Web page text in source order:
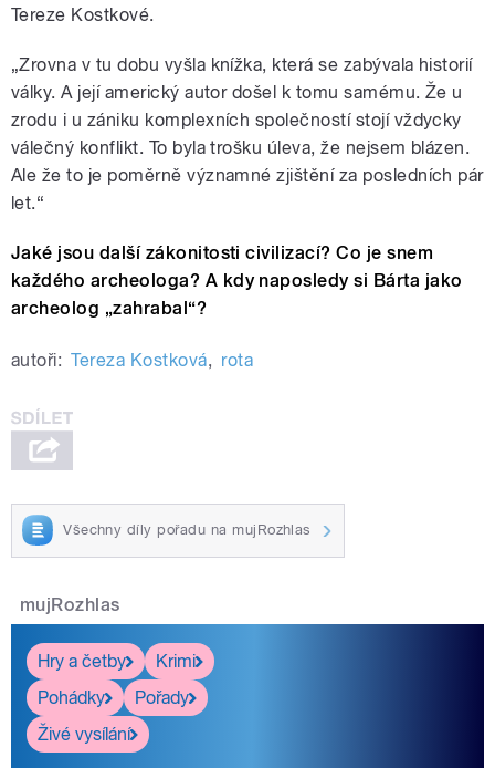
Tereze Kostkové.
„Zrovna v tu dobu vyšla knížka, která se zabývala historií
války. A její americký autor došel k tomu samému. Že u
zrodu i u zániku komplexních společností stojí vždycky
válečný konflikt. To byla trošku úleva, že nejsem blázen.
Ale že to je poměrně významné zjištění za posledních pár
let.“
Jaké jsou další zákonitosti civilizací? Co je snem
každého archeologa? A kdy naposledy si Bárta jako
archeolog „zahrabal“?
autoři: Tereza Kostková, rota
Všechny díly pořadu na mujRozhlas
mujRozhlas
Hry a četby
Krimi
Pohádky
Pořady
Živé vysílání